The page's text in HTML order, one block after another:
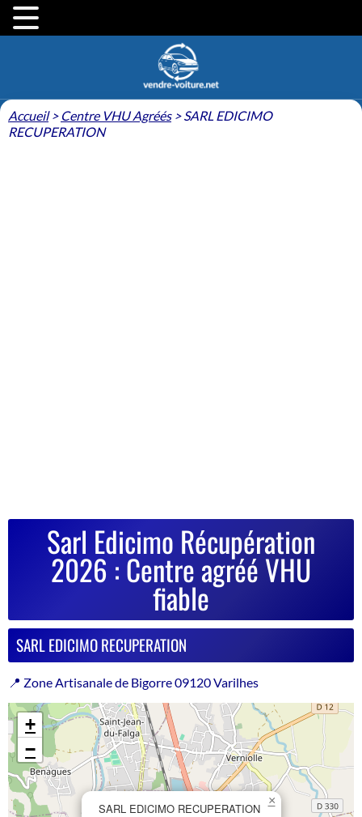
Accueil> Centre VHU Agréés>SARL EDICIMO
RECUPERATION
Sarl Edicimo Récupération
2026 : Centre agréé VHU
fiable
SARL EDICIMO RECUPERATION
📍 Zone Artisanale de Bigorre 09120 Varilhes
SARL EDICIMO RECUPERATION
×
+
−